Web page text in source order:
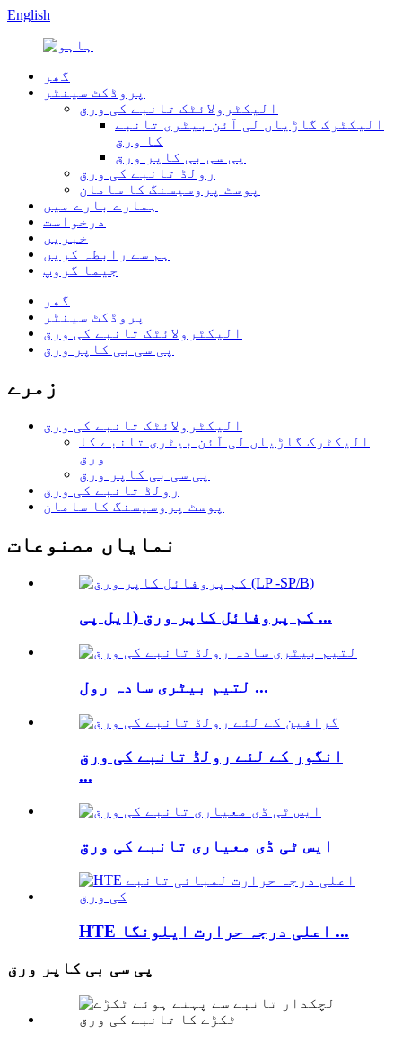
English
گھر
پروڈکٹ سینٹر
الیکٹرولائٹک تانبے کی ورق
الیکٹرک گاڑیاں لی آئن بیٹری تانبے
کا ورق
پی سی بی کاپر ورق
رولڈ تانبے کی ورق
پوسٹ پروسیسنگ کا سامان
ہمارے بارے میں
درخواست
خبریں
ہم سے رابطہ کریں
جیما گروپ
گھر
پروڈکٹ سینٹر
الیکٹرولائٹک تانبے کی ورق
پی سی بی کاپر ورق
زمرے
الیکٹرولائٹک تانبے کی ورق
الیکٹرک گاڑیاں لی آئن بیٹری تانبے کا
ورق
پی سی بی کاپر ورق
رولڈ تانبے کی ورق
پوسٹ پروسیسنگ کا سامان
نمایاں مصنوعات
کم پروفائل کاپر ورق (ایل پی ...
لتیم بیٹری سادہ رول ...
انگور کے لئے رولڈ تانبے کی ورق
...
ایس ٹی ڈی معیاری تانبے کی ورق
HTE اعلی درجہ حرارت ایلونگا ...
پی سی بی کاپر ورق